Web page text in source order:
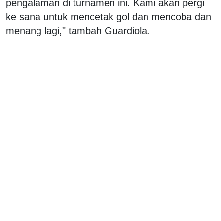
pengalaman di turnamen ini. Kami akan pergi
ke sana untuk mencetak gol dan mencoba dan
menang lagi," tambah Guardiola.